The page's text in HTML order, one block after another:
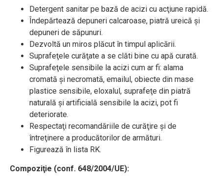
Detergent sanitar pe bază de acizi cu acţiune rapidă.
Îndepărtează depuneri calcaroase, piatră ureică şi
depuneri de săpunuri.
Dezvoltă un miros plăcut în timpul aplicării.
Suprafeţele curăţate a se clăti bine cu apă curată.
Suprafeţele sensibile la acizi cum ar fi: alama
cromată şi necromată, emailul, obiecte din mase
plastice sensibile, eloxalul, suprafeţe din piatră
naturală şi artificială sensibile la acizi, pot fi
deteriorate.
Respectaţi recomandăriile de curăţire şi de
întreţinere a producătorilor de armături.
Figurează în lista RK.
Compoziţie (conf. 648/2004/UE):